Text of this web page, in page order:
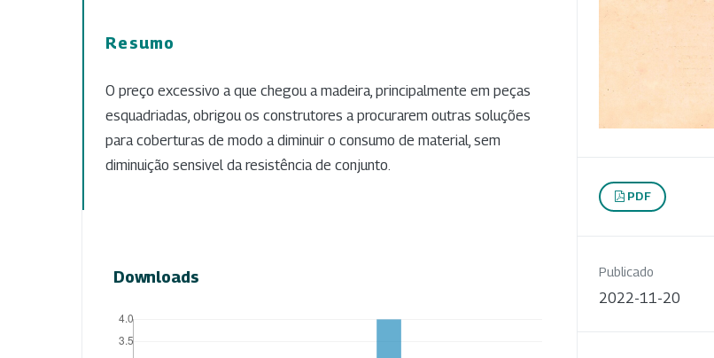
Resumo
O preço excessivo a que chegou a madeira, principalmente em peças
esquadriadas, obrigou os construtores a procurarem outras soluções
para coberturas de modo a diminuir o consumo de material, sem
diminuição sensivel da resistência de conjunto.
Downloads
PDF
Publicado
2022-11-20